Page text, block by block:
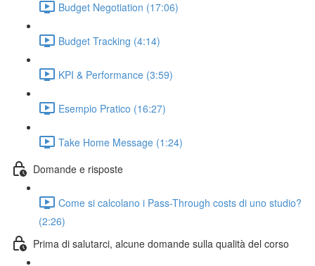
Budget Negotiation (17:06)
Budget Tracking (4:14)
KPI & Performance (3:59)
Esempio Pratico (16:27)
Take Home Message (1:24)
Domande e risposte
Come si calcolano i Pass-Through costs di uno studio?
(2:26)
Prima di salutarci, alcune domande sulla qualità del corso